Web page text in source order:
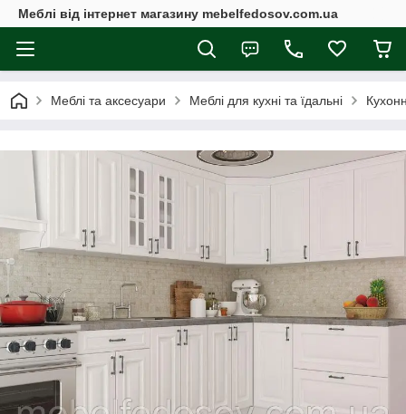
Меблі від інтернет магазину mebelfedosov.com.ua
Меблі та аксесуари Меблі для кухні та їдальні